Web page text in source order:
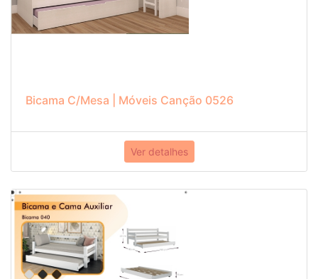
Bicama C/Mesa | Móveis Canção 0526
Ver detalhes